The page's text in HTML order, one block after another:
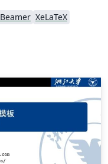
Beamer XeLaTeX